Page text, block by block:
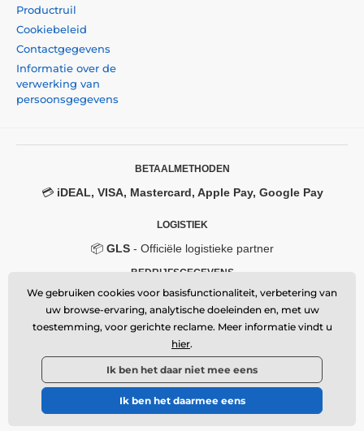
Productruil
Cookiebeleid
Contactgegevens
Informatie over de
verwerking van
persoonsgegevens
BETAALMETHODEN
💳 iDEAL, VISA, Mastercard, Apple Pay, Google Pay
LOGISTIEK
📦 GLS- Officiële logistieke partner
BEDRIJFSGEGEVENS
Momanio s.r.o.
Okružní 361/14, 747 18, Píšť, Czech Republic
VAT: CZ09604707
info@momanio.nl
🔒 Beveiligde SSL-verbinding
© 2026 www.momanio.nl ⦁ Webshop gemaakt door
We gebruiken cookies voor basisfunctionaliteit, verbetering van
uw browse-ervaring, analytische doeleinden en, met uw
toestemming, voor gerichte reclame. Meer informatie vindt u
hier.
Ik ben het daar niet mee eens
Ik ben het daarmee eens